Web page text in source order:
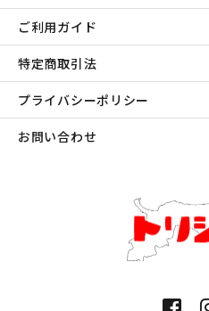
ご利用ガイド
特定商取引法
プライバシーポリシー
お問い合わせ